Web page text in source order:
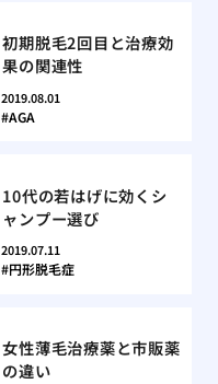
初期脱毛2回目と治療効
果の関連性
2019.08.01
AGA
10代の若はげに効くシ
ャンプー選び
2019.07.11
円形脱毛症
女性薄毛治療薬と市販薬
の違い